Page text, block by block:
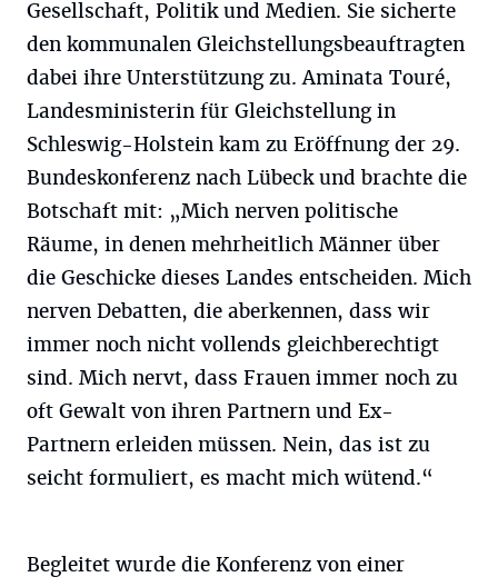
Gesellschaft, Politik und Medien. Sie sicherte
den kommunalen Gleichstellungsbeauftragten
dabei ihre Unterstützung zu. Aminata Touré,
Landesministerin für Gleichstellung in
Schleswig-Holstein kam zu Eröffnung der 29.
Bundeskonferenz nach Lübeck und brachte die
Botschaft mit: „Mich nerven politische
Räume, in denen mehrheitlich Männer über
die Geschicke dieses Landes entscheiden. Mich
nerven Debatten, die aberkennen, dass wir
immer noch nicht vollends gleichberechtigt
sind. Mich nervt, dass Frauen immer noch zu
oft Gewalt von ihren Partnern und Ex-
Partnern erleiden müssen. Nein, das ist zu
seicht formuliert, es macht mich wütend.“
Begleitet wurde die Konferenz von einer